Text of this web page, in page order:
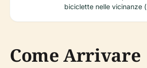
biciclette nelle vicinanze (
Come Arrivare